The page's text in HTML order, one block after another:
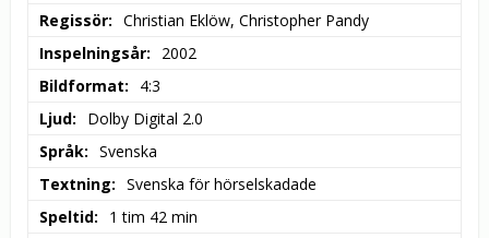
Regissör
Christian Eklöw, Christopher Pandy
Inspelningsår
2002
Bildformat
4:3
Ljud
Dolby Digital 2.0
Språk
Svenska
Textning
Svenska för hörselskadade
Speltid
1 tim 42 min